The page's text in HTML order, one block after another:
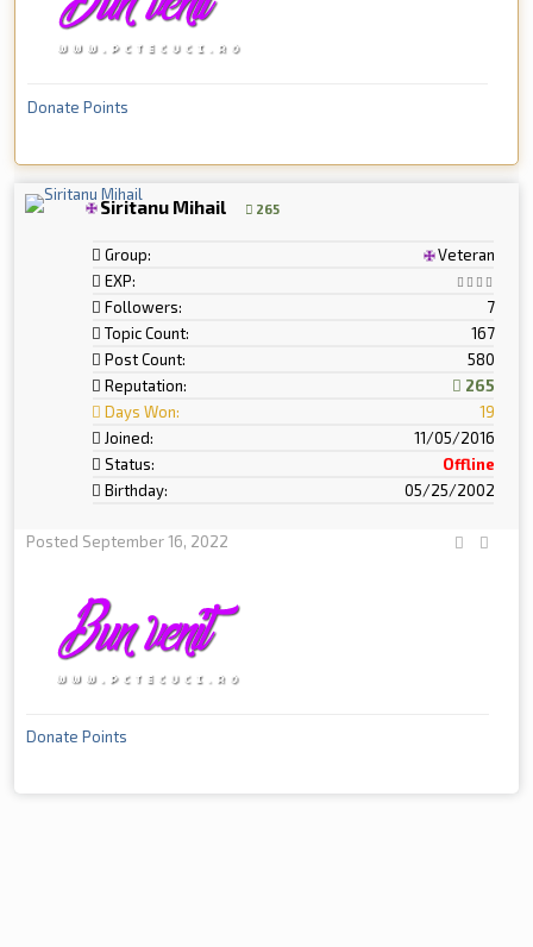
Donate Points
Siritanu Mihail 265
Group:
Veteran
EXP:
Followers:
7
Topic Count:
167
Post Count:
580
Reputation:
265
Days Won:
19
Joined:
11/05/2016
Status:
Offline
Birthday:
05/25/2002
Posted September 16, 2022
Donate Points